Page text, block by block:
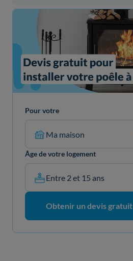
Pour votre
Ma maison
Âge de votre logement
Entre 2 et 15 ans
Obtenir un devis gratuit